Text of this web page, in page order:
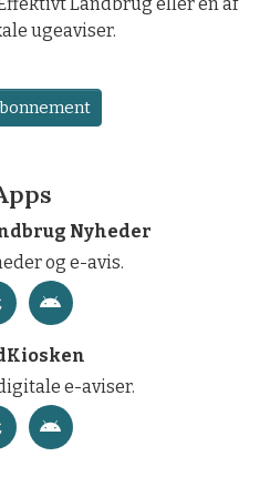
Landbrug eller en af
ugeaviser.
Nyheder
og e-avis.
e-aviser.